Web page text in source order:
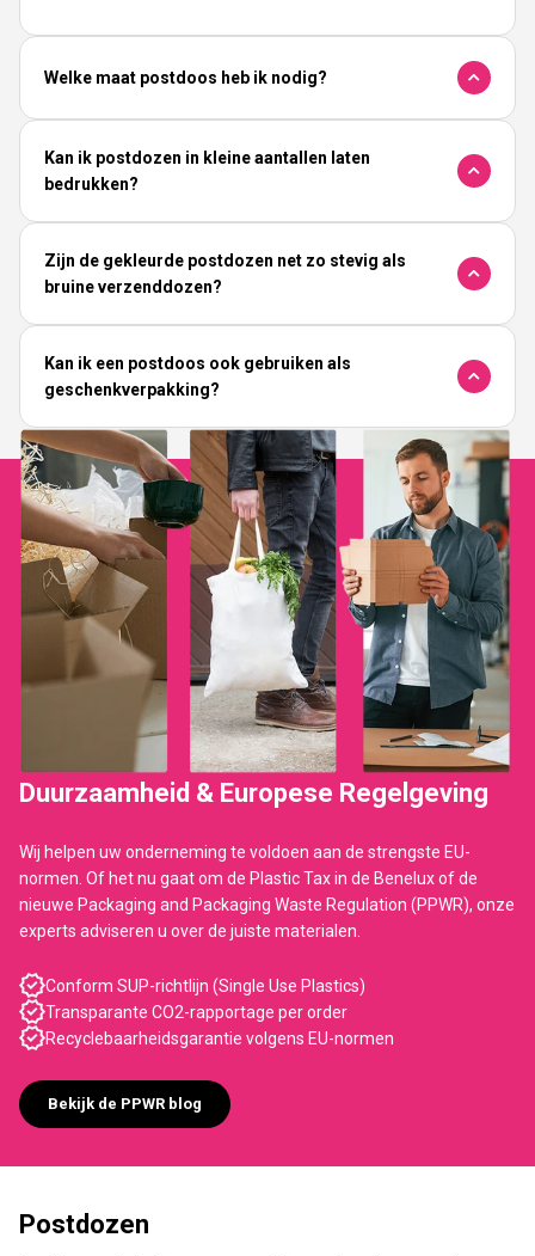
Welke maat postdoos heb ik nodig?
Kan ik postdozen in kleine aantallen laten
bedrukken?
Zijn de gekleurde postdozen net zo stevig als
bruine verzenddozen?
Kan ik een postdoos ook gebruiken als
geschenkverpakking?
Duurzaamheid & Europese Regelgeving
Wij helpen uw onderneming te voldoen aan de strengste EU-
normen. Of het nu gaat om de Plastic Tax in de Benelux of de
nieuwe Packaging and Packaging Waste Regulation (PPWR), onze
experts adviseren u over de juiste materialen.
Conform SUP-richtlijn (Single Use Plastics)
Transparante CO2-rapportage per order
Recyclebaarheidsgarantie volgens EU-normen
Bekijk de PPWR blog
Postdozen